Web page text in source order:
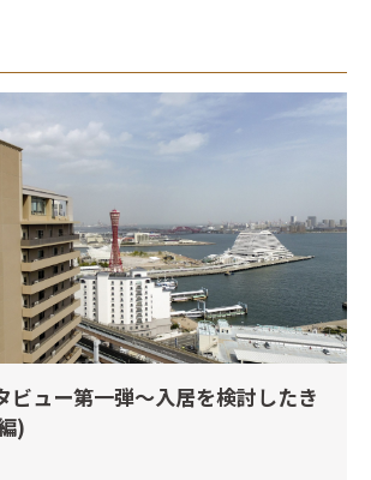
ビュー第一弾～入居を検討したき
)